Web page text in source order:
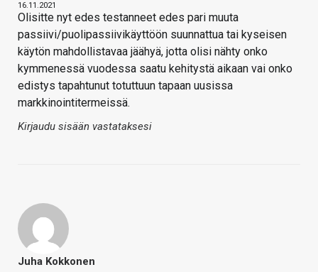
16.11.2021
Olisitte nyt edes testanneet edes pari muuta
passiivi/puolipassiivikäyttöön suunnattua tai kyseisen
käytön mahdollistavaa jäähyä, jotta olisi nähty onko
kymmenessä vuodessa saatu kehitystä aikaan vai onko
edistys tapahtunut totuttuun tapaan uusissa
markkinointitermeissä.
Kirjaudu sisään vastataksesi
Juha Kokkonen